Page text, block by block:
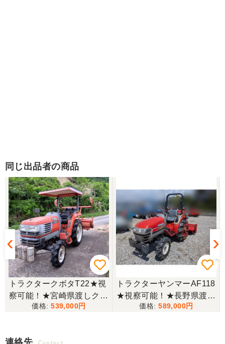
同じ出品者の商品
トラクタークボタT22★視
察可能！★宮崎県渡しクボ
タ トラクター T22 22馬力
539,000
トラクターヤンマーAF118
★視察可能！★長野県渡し
ヤンマー トラクター AF11
589,000